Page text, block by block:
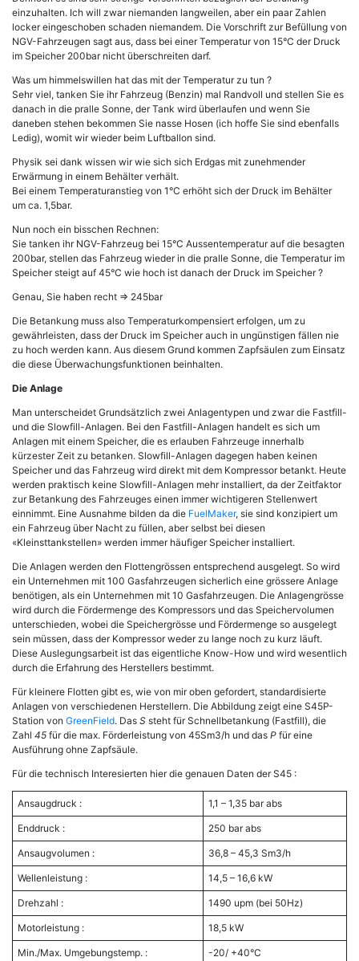
einzuhalten. Ich will zwar niemanden langweilen, aber ein paar Zahlen
locker eingeschoben schaden niemandem. Die Vorschrift zur Befüllung von
NGV-Fahrzeugen sagt aus, dass bei einer Temperatur von 15°C der Druck
im Speicher 200bar nicht überschreiten darf.
Was um himmelswillen hat das mit der Temperatur zu tun ?
Sehr viel, tanken Sie ihr Fahrzeug (Benzin) mal Randvoll und stellen Sie es
danach in die pralle Sonne, der Tank wird überlaufen und wenn Sie
daneben stehen bekommen Sie nasse Hosen (ich hoffe Sie sind ebenfalls
Ledig), womit wir wieder beim Luftballon sind.
Physik sei dank wissen wir wie sich sich Erdgas mit zunehmender
Erwärmung in einem Behälter verhält.
Bei einem Temperaturanstieg von 1°C erhöht sich der Druck im Behälter
um ca. 1,5bar.
Nun noch ein bisschen Rechnen:
Sie tanken ihr NGV-Fahrzeug bei 15°C Aussentemperatur auf die besagten
200bar, stellen das Fahrzeug wieder in die pralle Sonne, die Temperatur im
Speicher steigt auf 45°C wie hoch ist danach der Druck im Speicher ?
Genau, Sie haben recht => 245bar
Die Betankung muss also Temperaturkompensiert erfolgen, um zu
gewährleisten, dass der Druck im Speicher auch in ungünstigen fällen nie
zu hoch werden kann. Aus diesem Grund kommen Zapfsäulen zum Einsatz
die diese Überwachungsfunktionen beinhalten.
Die Anlage
Man unterscheidet Grundsätzlich zwei Anlagentypen und zwar die Fastfill-
und die Slowfill-Anlagen. Bei den Fastfill-Anlagen handelt es sich um
Anlagen mit einem Speicher, die es erlauben Fahrzeuge innerhalb
kürzester Zeit zu betanken. Slowfill-Anlagen dagegen haben keinen
Speicher und das Fahrzeug wird direkt mit dem Kompressor betankt. Heute
werden praktisch keine Slowfill-Anlagen mehr installiert, da der Zeitfaktor
zur Betankung des Fahrzeuges einen immer wichtigeren Stellenwert
einnimmt. Eine Ausnahme bilden da die FuelMaker, sie sind konzipiert um
ein Fahrzeug über Nacht zu füllen, aber selbst bei diesen
«Kleinsttankstellen» werden immer häufiger Speicher installiert.
Die Anlagen werden den Flottengrössen entsprechend ausgelegt. So wird
ein Unternehmen mit 100 Gasfahrzeugen sicherlich eine grössere Anlage
benötigen, als ein Unternehmen mit 10 Gasfahrzeugen. Die Anlagengrösse
wird durch die Fördermenge des Kompressors und das Speichervolumen
unterschieden, wobei die Speichergrösse und Fördermenge so ausgelegt
sein müssen, dass der Kompressor weder zu lange noch zu kurz läuft.
Diese Auslegungsarbeit ist das eigentliche Know-How und wird wesentlich
durch die Erfahrung des Herstellers bestimmt.
Für kleinere Flotten gibt es, wie von mir oben gefordert, standardisierte
Anlagen von verschiedenen Herstellern. Die Abbildung zeigt eine S45P-
Station von GreenField. Das S steht für Schnellbetankung (Fastfill), die
Zahl 45 für die max. Förderleistung von 45Sm3/h und das P für eine
Ausführung ohne Zapfsäule.
Für die technisch Interesierten hier die genauen Daten der S45 :
Ansaugdruck : 1,1 – 1,35 bar abs
Enddruck : 250 bar abs
Ansaugvolumen : 36,8 – 45,3 Sm3/h
Wellenleistung : 14,5 – 16,6 kW
Drehzahl : 1490 upm (bei 50Hz)
Motorleistung : 18,5 kW
Min./Max. Umgebungstemp. : -20/ +40°C